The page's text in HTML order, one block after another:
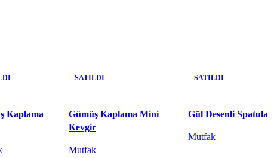
Kaplama
SATILDI
Gümüş Kaplama Mini
Kevgir
Mutfak
SATILDI
Gül Desenli Spatula
Mutfak